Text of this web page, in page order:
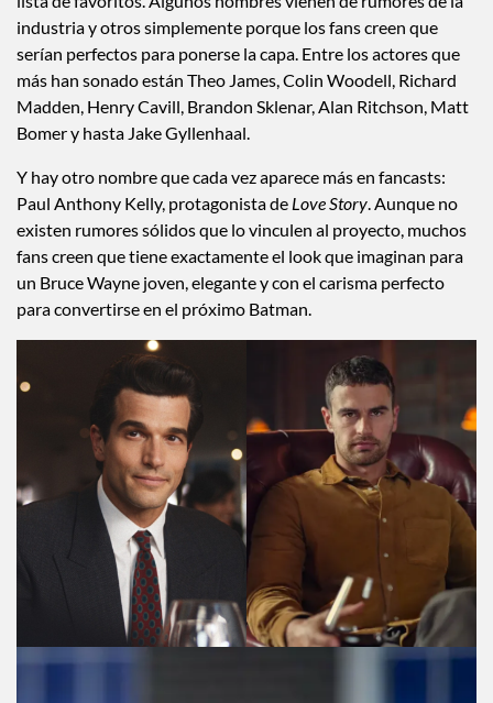
industria y otros simplemente porque los fans creen que
serían perfectos para ponerse la capa. Entre los actores que
más han sonado están Theo James, Colin Woodell, Richard
Madden, Henry Cavill, Brandon Sklenar, Alan Ritchson, Matt
Bomer y hasta Jake Gyllenhaal.
Y hay otro nombre que cada vez aparece más en fancasts:
Paul Anthony Kelly, protagonista de Love Story. Aunque no
existen rumores sólidos que lo vinculen al proyecto, muchos
fans creen que tiene exactamente el look que imaginan para
un Bruce Wayne joven, elegante y con el carisma perfecto
para convertirse en el próximo Batman.